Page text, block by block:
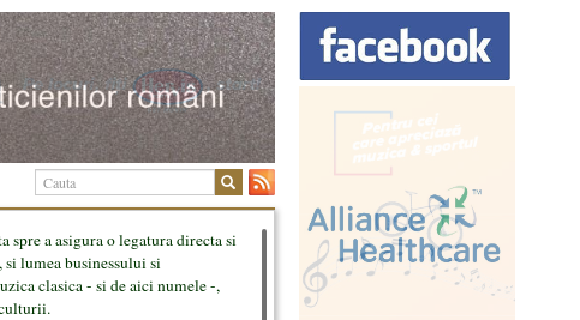
spre a asigura o legatura directa si
lumea businessului si
clasica - si de aici numele -,